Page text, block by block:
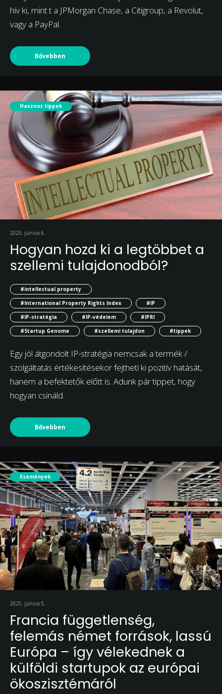
hív ki, mint t a JPMorgan Chase, a Citigroup, a Revolut,
vagy a PayPal.
Bővebben
Hasznos tippek
2025. június 6.
Hogyan hozd ki a legtöbbet a
szellemi tulajdonodból?
#intellectual property
#International Property Rights Index
#IP
#IP-stratégia
#IP-védelem
#IPRI
#Startup Genome
#szellemi tulajdon #tippek
Egy jól átgondolt IP-stratégia nemcsak a termék /
szolgáltatás értékesítésekor fejtheti ki pozitív hatását,
hanem a befektetők előtt is. Adunk pár tippet, hogy
hogyan csináld.
Bővebben
Események
2025. június 5.
Francia függetlenség,
felemás német források, lassú
Európa – így vélekednek a
külföldi startupok az európai
ökoszisztémáról